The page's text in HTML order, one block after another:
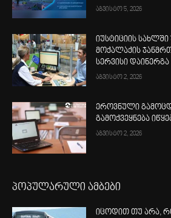
აგვისტო 5, 2026
იუსტიციის სახლში
მოქალაქის
სერვისი დაინერგა
აგვისტო 2, 2026
ეროვნული
გამოქვეყნება
აგვისტო 2, 2026
პოპულარული ამბები
იცოდით თუ არა,